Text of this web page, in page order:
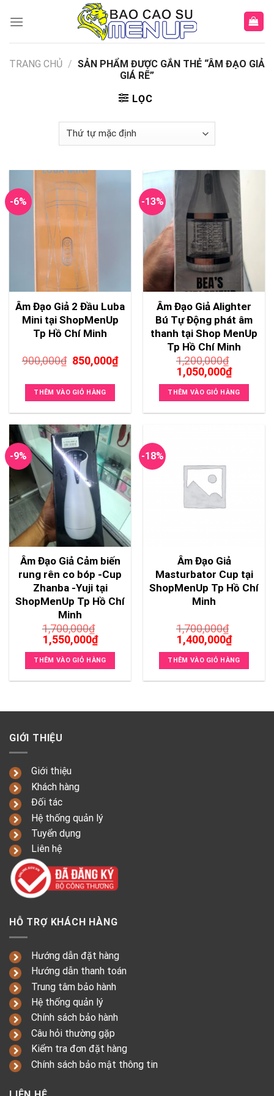
TRANG CHỦ / SẢN PHẨM ĐƯỢC GẮN THẺ “ÂM ĐẠO GIẢ
GIÁ RẼ”
LỌC
-6%
Âm Đạo Giả 2 Đầu Luba
Mini tại ShopMenUp
Tp Hồ Chí Minh
900,000₫ Giá
là:
900,000₫.
850,000₫Giá
850,000₫.
THÊM VÀO GIỎ HÀNG
-13%
Âm Đạo Giả Alighter
Bú Tự Động phát âm
thanh tại Shop MenUp
Tp Hồ Chí Minh
1,200,000₫
Giá
gốc
là:
1,200,000₫.
1,050,000₫Giá
hiện
tại
là:
THÊM VÀO GIỎ HÀNG
-9%
Âm Đạo Giả Cảm biến
rung rên co bóp -Cup
Zhanba -Yuji tại
ShopMenUp Tp Hồ Chí
Minh
1,700,000₫
Giá
gốc
là:
1,700,000₫.
1,550,000₫Giá
hiện
tại
là:
1,550,000₫.
THÊM VÀO GIỎ HÀNG
-18%
Âm Đạo Giả
Masturbator Cup tại
ShopMenUp Tp Hồ Chí
Minh
1,700,000₫
Giá
gốc
là:
1,700,000₫.
1,400,000₫Giá
hiện
tại
là:
THÊM VÀO GIỎ HÀNG
GIỚI THIỆU
Giới thiệu
Khách hàng
Đối tác
Hệ thống quản lý
Tuyển dụng
Liên hệ
HỖ TRỢ KHÁCH HÀNG
Hướng dẫn đặt hàng
Hướng dẫn thanh toán
Trung tâm bảo hành
Hệ thống quản lý
Chính sách bảo hành
Câu hỏi thường gặp
Kiểm tra đơn đặt hàng
Chính sách bảo mật thông tin